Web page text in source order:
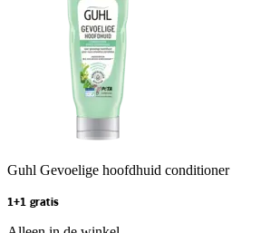
Guhl Gevoelige hoofdhuid conditioner
1+1 gratis